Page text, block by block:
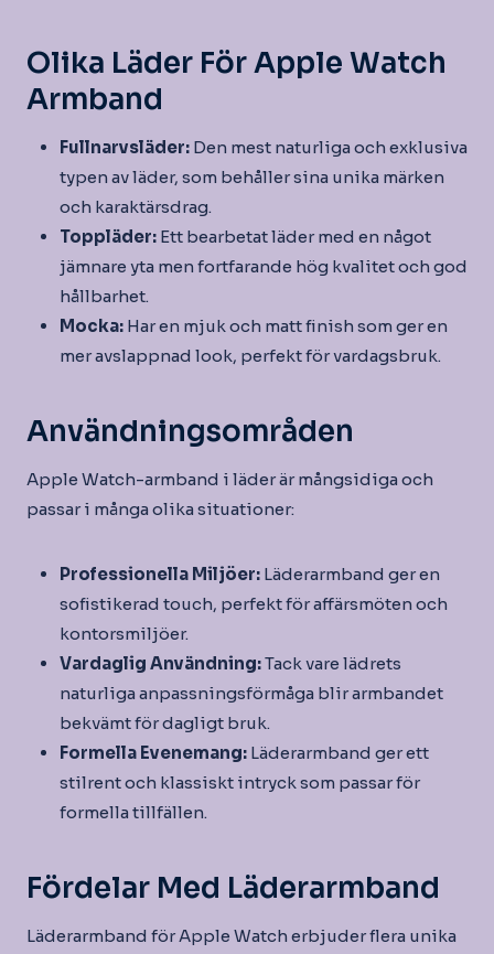
Olika Läder För Apple Watch
Armband
Fullnarvsläder: Den mest naturliga och exklusiva
typen av läder, som behåller sina unika märken
och karaktärsdrag.
Toppläder: Ett bearbetat läder med en något
jämnare yta men fortfarande hög kvalitet och god
hållbarhet.
Mocka: Har en mjuk och matt finish som ger en
mer avslappnad look, perfekt för vardagsbruk.
Användningsområden
Apple Watch-armband i läder är mångsidiga och
passar i många olika situationer:
Professionella Miljöer: Läderarmband ger en
sofistikerad touch, perfekt för affärsmöten och
kontorsmiljöer.
Vardaglig Användning:Tack vare lädrets
naturliga anpassningsförmåga blir armbandet
bekvämt för dagligt bruk.
Formella Evenemang: Läderarmband ger ett
stilrent och klassiskt intryck som passar för
formella tillfällen.
Fördelar Med Läderarmband
Läderarmband för Apple Watch erbjuder flera unika